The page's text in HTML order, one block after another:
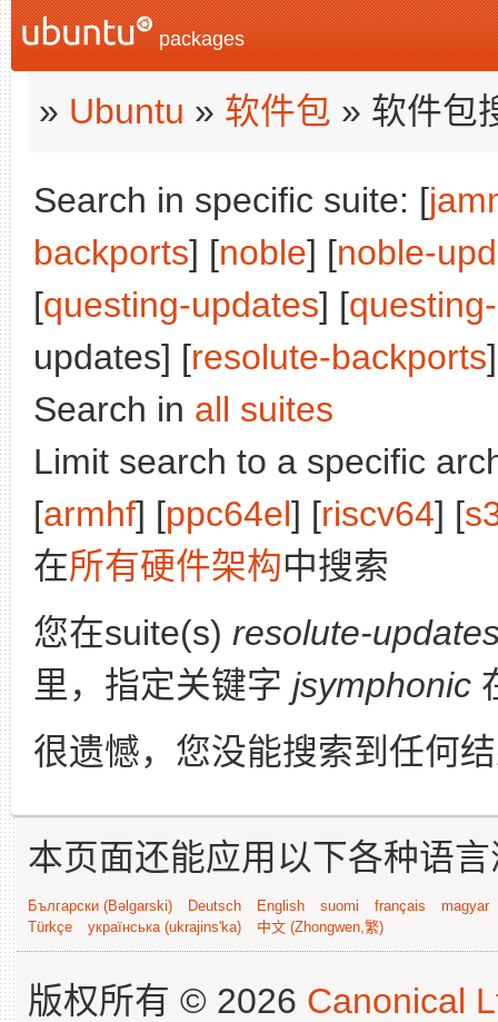
packages
» Ubuntu » 软件包 » 软件包
Search in specific suite: [
backports] [noble] [noble-
[questing-updates] [
updates] [resolute-backports
Search in all suites
Limit search to a specific
[armhf] [ppc64el] [riscv64] [
在所有硬件架构中搜索
您在suite(s) resolute-
里，指定关键字 jsymphonic
很遗憾，您没能搜索到任何
本页面还能应用以下各种语
Български (Bəlgarski) Deutsch English suomi français
magyar
Türkçe
українська (ukrajins'ka) 中文 (Zhongwen,繁)
版权所有 © 2026 Canonical